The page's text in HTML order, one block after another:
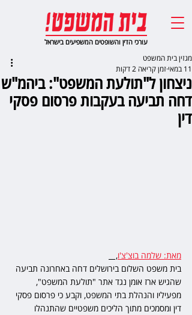
עורכי הדין והשופטים המשפיעים בישראל
ניצחון ל"תולעת המשפט": ביהמ"ש
דחה תביעה בעקבות פרסום פסקי
דין
מגזין בית המשפט
11 במאי
זמן קריאה 2 דקות
מאת: שלמה בוצ'צ'ו,
בית משפט השלום בירושלים דחה באחרונה תביעה
שהגיש ארז אומן נגד אתר "תולעת המשפט",
מפעיליו והנהלת בתי המשפט, וקבע כי פרסום פסקי
דין ומסמכים מתוך הליכים משפטיים שהתנהלו